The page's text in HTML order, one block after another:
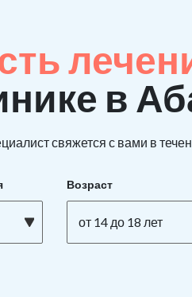
в
свяжется с вами в
Возраст
от 14 до 18 лет